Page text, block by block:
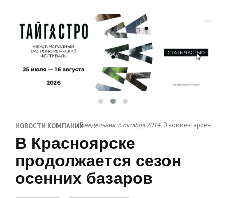
НОВОСТИ КОМПАНИЙПонедельник, 6 октября 2014, 0 комментариев
В Красноярске
продолжается сезон
осенних базаров